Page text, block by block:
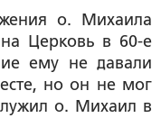
о. Михаила
Церковь в 60-е
ему не давали
но он не мог
о. Михаил в